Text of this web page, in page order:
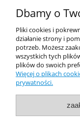
Dbamy o
Pliki cookies i
działanie strony i
potrzeb. Możesz
wszystkich tych
plików do swoich
Więcej o plikach
prywatności.